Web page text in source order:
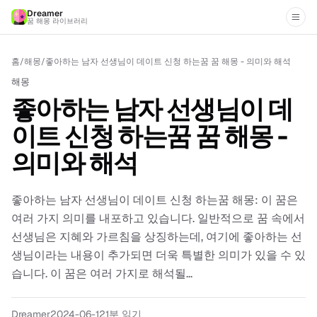
Dreamer
꿈 해몽 라이브러리
홈/해몽/좋아하는 남자 선생님이 데이트 신청 하는꿈 꿈 해몽 - 의미와 해석
해몽
좋아하는 남자 선생님이 데
이트 신청 하는꿈 꿈 해몽 -
의미와 해석
좋아하는 남자 선생님이 데이트 신청 하는꿈 해몽: 이 꿈은
여러 가지 의미를 내포하고 있습니다. 일반적으로 꿈 속에서
선생님은 지혜와 가르침을 상징하는데, 여기에 좋아하는 선
생님이라는 내용이 추가되면 더욱 특별한 의미가 있을 수 있
습니다. 이 꿈은 여러 가지로 해석될...
Dreamer2024-06-121분 읽기